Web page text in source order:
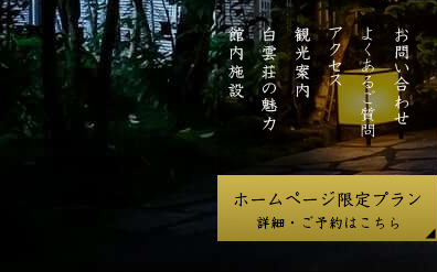
ー
ジ
ン
館
内
施
設
白
雲
荘
の
魅
観
光
案
内
ア
ク
セ
ス
よ
く
あ
る
ご
質
問
お
問
い
合
わ
せ